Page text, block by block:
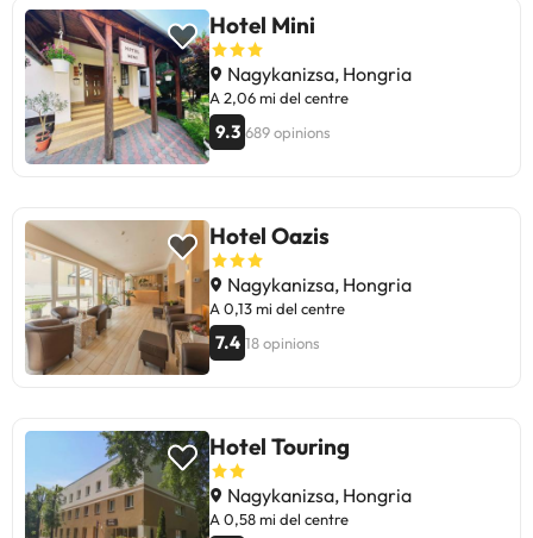
Hotel Mini
Nagykanizsa, Hongria
A 2,06 mi del centre
9.3 689 opinions
Hotel Oazis
Nagykanizsa, Hongria
A 0,13 mi del centre
7.4 18 opinions
Hotel Touring
Nagykanizsa, Hongria
A 0,58 mi del centre